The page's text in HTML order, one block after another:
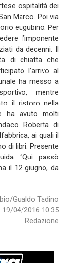
ospitalità dei
Marco. Poi via
eugubino. Per
l’imponente
da decenni. Il
di chiatta che
l’arrivo al
ha messo a
mentre
il ristoro nella
ha avuto molti
Roberta di
ai quali il
di libri. Presente
“Qui passò
il 12 giugno, da
Gualdo Tadino
19/04/2016 10:35
Redazione